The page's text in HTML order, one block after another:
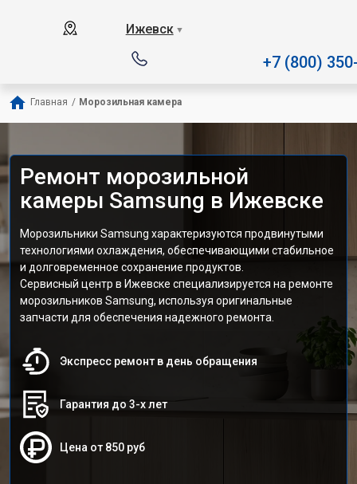
Ижевск ▼
+7 (800)
Главная / Морозильная камера
Ремонт морозильной
камеры Samsung в Ижевске
Морозильники Samsung характеризуются продвинутыми
технологиями охлаждения, обеспечивающими стабильное
и долговременное сохранение продуктов.
Сервисный центр в Ижевске специализируется на ремонте
морозильников Samsung, используя оригинальные
запчасти для обеспечения надежного ремонта.
Экспресс ремонт в день обращения
Гарантия до 3-х лет
Цена от 850 руб